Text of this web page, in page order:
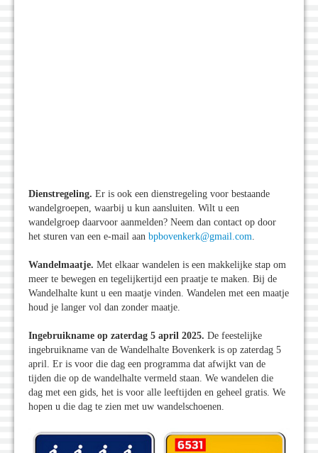
Dienstregeling. Er is ook een dienstregeling voor bestaande
wandelgroepen, waarbij u kun aansluiten. Wilt u een
wandelgroep daarvoor aanmelden? Neem dan contact op door
het sturen van een e-mail aan bpbovenkerk@gmail.com.
Wandelmaatje. Met elkaar wandelen is een makkelijke stap om
meer te bewegen en tegelijkertijd een praatje te maken. Bij de
Wandelhalte kunt u een maatje vinden. Wandelen met een maatje
houd je langer vol dan zonder maatje.
Ingebruikname op zaterdag 5 april 2025. De feestelijke
ingebruikname van de Wandelhalte Bovenkerk is op zaterdag 5
april. Er is voor die dag een programma dat afwijkt van de
tijden die op de wandelhalte vermeld staan. We wandelen die
dag met een gids, het is voor alle leeftijden en geheel gratis. We
hopen u die dag te zien met uw wandelschoenen.